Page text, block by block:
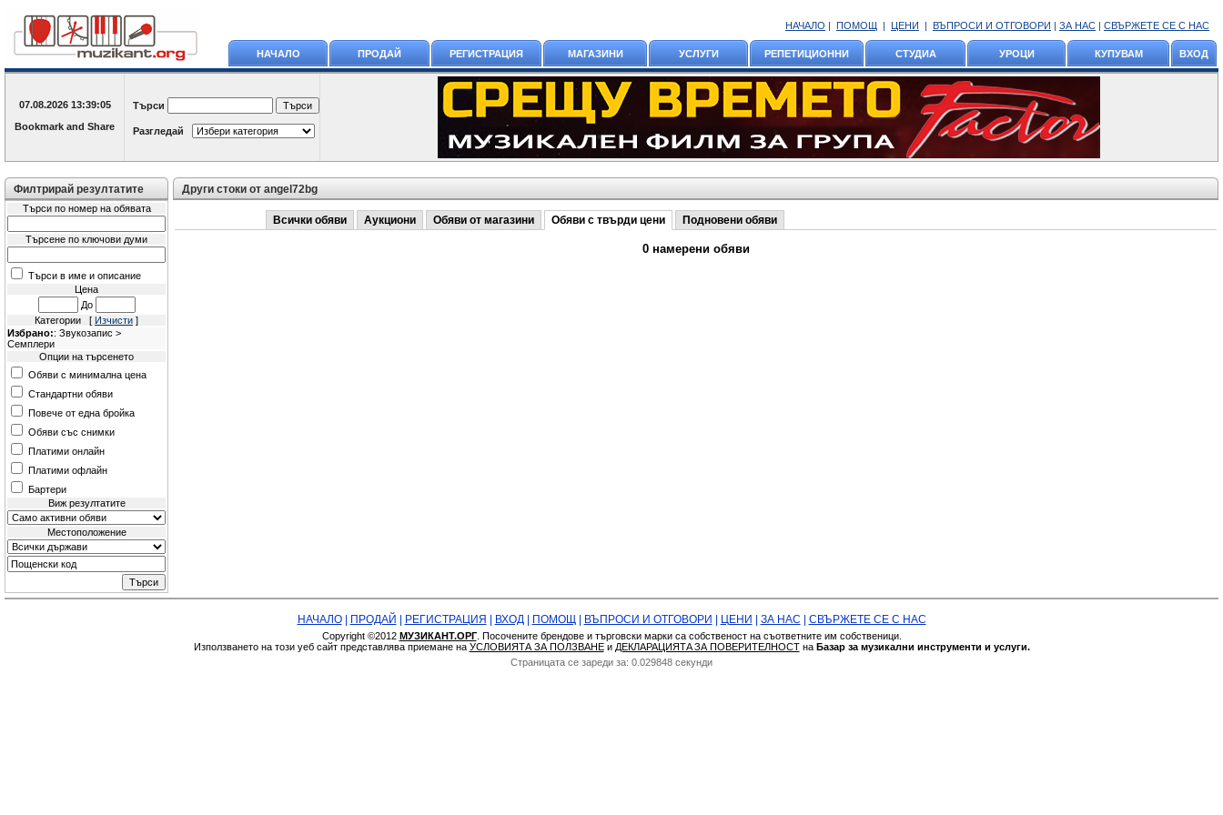
НАЧАЛО | ПОМОЩ | ЦЕНИ | ВЪПРОСИ И ОТГОВОРИ | ЗА НАС | СВЪРЖЕТЕ СЕ С НАС
НАЧАЛО ПРОДАЙ РЕГИСТРАЦИЯ МАГАЗИНИ УСЛУГИ РЕПЕТИЦИОННИ СТУДИА УРОЦИ КУПУВАМ ВХОД
07.08.2026 13:39:05 Търси
Разгледай
Филтрирай резултатите
Търси по номер на обявата
Търсене по ключови думи
Търси в име и описание
Цена
До
Категории [ Изчисти ]
Избрано:: Звукозапис >
Семплери
Опции на търсенето
Обяви с минимална цена
Стандартни обяви
Повече от една бройка
Обяви със снимки
Платими онлайн
Платими офлайн
Бартери
Виж резултатите
Местоположение
Други стоки от angel72bg
Всички обяви Аукциони Обяви от магазини Обяви с твърди цени Подновени обяви
0 намерени обяви
НАЧАЛО| ПРОДАЙ РЕГИСТРАЦИЯ ВХОД| ПОМОЩ| ВЪПРОСИ И ОТГОВОРИ ЦЕНИ ЗА НАС СВЪРЖЕТЕ СЕ С НАС
Copyright ©2012 МУЗИКАНТ.ОРГ. Посочените брендове и търговски марки са собственост на съответните им собственици.
Използването на този уеб сайт представлява приемане на УСЛОВИЯТА ЗА ПОЛЗВАНЕи ДЕКЛАРАЦИЯТA ЗА ПОВЕРИТЕЛНОСТна Базар за музикални инструменти и услуги.
Страницата се зареди за: 0.029848 секунди